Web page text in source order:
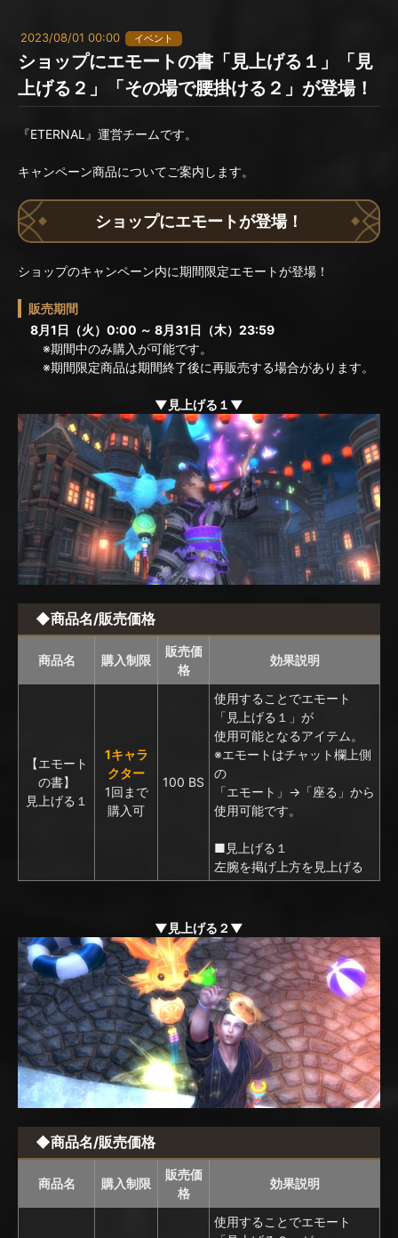
2023/08/01 00:00 イベント
ショップにエモートの書「見上げる１」「見
上げる２」「その場で腰掛ける２」が登場！
『ETERNAL』運営チームです。
キャンペーン商品についてご案内します。
ショップにエモートが登場！
ショップのキャンペーン内に期間限定エモートが登場！
販売期間
8月1日（火）0:00 ～ 8月31日（木）23:59
※期間中のみ購入が可能です。
※期間限定商品は期間終了後に再販売する場合があります。
▼見上げる１▼
◆商品名/販売価格
商品名 購入制限
販売価
格
効果説明
【エモート
の書】
見上げる１
1キャラ
クター
1回まで
購入可
100 BS
使用することでエモート
「見上げる１」が
使用可能となるアイテム。
※エモートはチャット欄上側
の
「エモート」→「座る」から
使用可能です。
■見上げる１
左腕を掲げ上方を見上げる
▼見上げる２▼
◆商品名/販売価格
商品名 購入制限
販売価
格
効果説明
使用することでエモート